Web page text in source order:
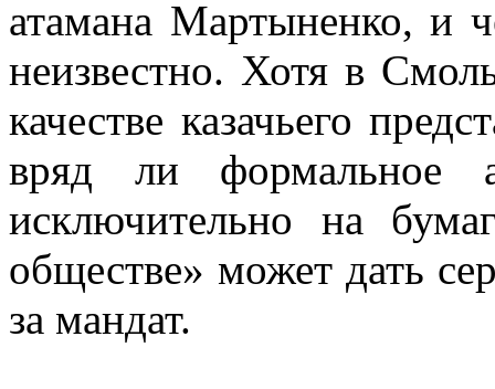
атамана Мартыненко, и
неизвестно. Хотя в
качестве казачьего
вряд ли формальное
исключительно на
обществе» может дать
за мандат.